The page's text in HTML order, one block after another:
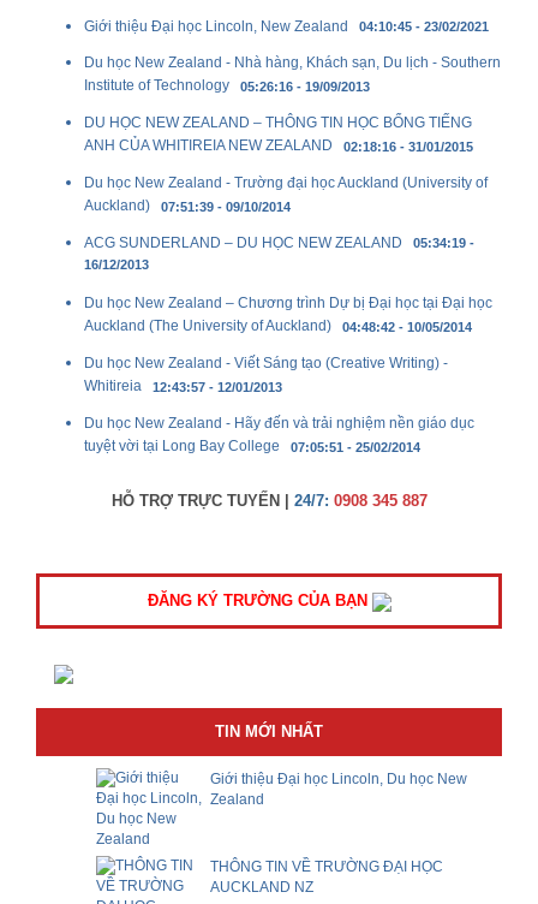
Giới thiệu Đại học Lincoln, New Zealand 04:10:45 - 23/02/2021
Du học New Zealand - Nhà hàng, Khách sạn, Du lịch - Southern
Institute of Technology 05:26:16 - 19/09/2013
DU HỌC NEW ZEALAND – THÔNG TIN HỌC BỔNG TIẾNG
ANH CỦA WHITIREIA NEW ZEALAND 02:18:16 - 31/01/2015
Du học New Zealand - Trường đại học Auckland (University of
Auckland) 07:51:39 - 09/10/2014
ACG SUNDERLAND – DU HỌC NEW ZEALAND 05:34:19 -
16/12/2013
Du học New Zealand – Chương trình Dự bị Đại học tại Đại học
Auckland (The University of Auckland) 04:48:42 - 10/05/2014
Du học New Zealand - Viết Sáng tạo (Creative Writing) -
Whitireia 12:43:57 - 12/01/2013
Du học New Zealand - Hãy đến và trải nghiệm nền giáo dục
tuyệt vời tại Long Bay College 07:05:51 - 25/02/2014
HỖ TRỢ TRỰC TUYẾN | 24/7: 0908 345 887
ĐĂNG KÝ TRƯỜNG CỦA BẠN
TIN MỚI NHẤT
Giới thiệu Đại học Lincoln, Du học New
Zealand
THÔNG TIN VỀ TRƯỜNG ĐẠI HỌC
AUCKLAND NZ